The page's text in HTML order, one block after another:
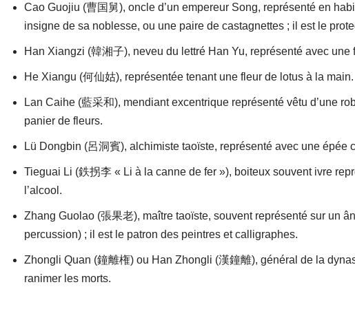
Cao Guojiu (曹国舅), oncle d’un empereur Song, représenté en
insigne de sa noblesse, ou une paire de castagnettes ; il est le
Han Xiangzi (韓湘子), neveu du lettré Han Yu, représenté avec une
He Xiangu (何仙姑), représentée tenant une fleur de lotus à la main.
Lan Caihe (藍采和), mendiant excentrique représenté vêtu d’une
panier de fleurs.
Lü Dongbin (呂洞賓), alchimiste taoïste, représenté avec une épée
Tieguai Li (鉄拐李 « Li à la canne de fer »), boiteux souvent ivre
l’alcool.
Zhang Guolao (張果老), maître taoïste, souvent représenté sur un
percussion) ; il est le patron des peintres et calligraphes.
Zhongli Quan (鐘離権) ou Han Zhongli (漢鐘離), général de la
ranimer les morts.